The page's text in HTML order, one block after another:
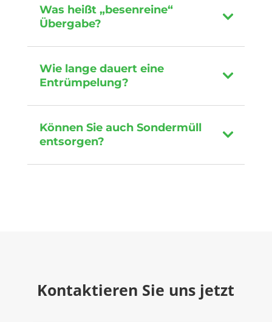
Was heißt „besenreine“
Übergabe?
Wie lange dauert eine
Entrümpelung?
Können Sie auch Sondermüll
entsorgen?
Kontaktieren Sie uns jetzt